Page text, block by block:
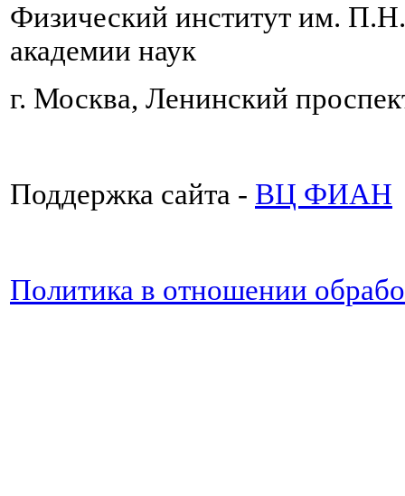
Физический институт им.
академии наук
г. Москва, Ленинский
Поддержка сайта - ВЦ ФИАН
Политика в отношении